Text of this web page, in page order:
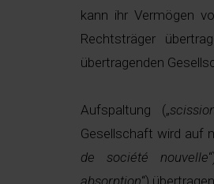
kann ihr Vermögen
Rechtsträger
übertragenden
Aufspaltung („
Gesellschaft wird auf
de société nouvelle
absorption“)